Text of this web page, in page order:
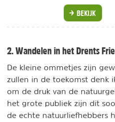
BEKIJK
2. Wandelen in het Drents
De kleine ommetjes zijn
zullen in de toekomst denk
om de druk van de
het grote publiek zijn dit
de echte natuurliefhebbers